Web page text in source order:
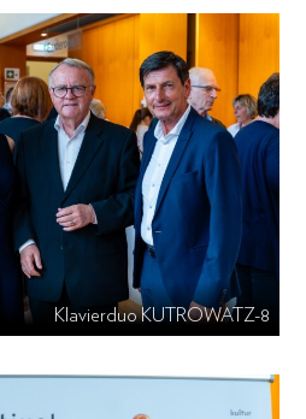
Klavierduo KUTROWATZ-8